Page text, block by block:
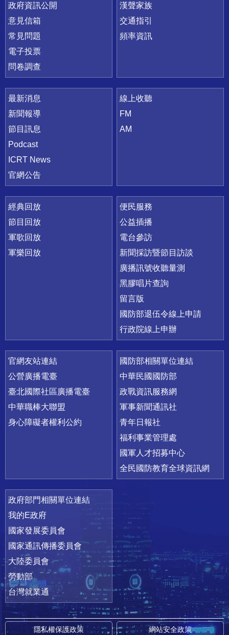
政府資訊公開
意見信箱
常見問題
電子投票
問卷調查
漢聲家族
交通指引
頻率資訊
最新消息
新聞報導
節目訊息
Podcast
ICRT News
官網公告
線上收聽
FM
AM
經典回放
節目回放
軍歌回放
軍樂回放
便民服務
公益插播
電台參訪
新聞採訪暨節目訪談
廣播訊號收聽量測
黑膠唱片查詢
留言版
國防部退伍令線上申請
行政院線上申辦
官網友站連結
公營廣播電臺
臺北國際社區廣播電臺
中華職棒大聯盟
身心障礙者權利公約
國防部相關單位連結
中華民國國防部
政戰資訊服務網
軍事新聞通訊社
青年日報社
福利事業管理處
國軍人才招募中心
全民國防教育全球資訊網
政府部門相關單位連結
我的E政府
國家發展委員會
國家通訊傳播委員會
大陸委員會
勞動部
台灣就業通
隱私權保護政策 網站安全政策